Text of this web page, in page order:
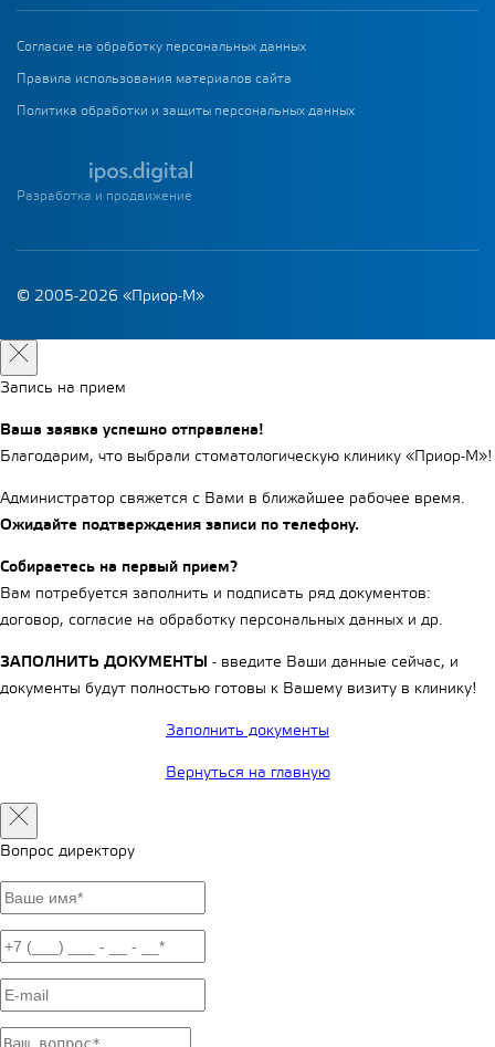
Согласие на обработку персональных данных
Правила использования материалов сайта
Политика обработки и защиты персональных данных
Разработка и продвижение
© 2005-2026 «Приор-М»
Запись на прием
Ваша заявка успешно отправлена!
Благодарим, что выбрали стоматологическую клинику «Приор-М»!
Администратор свяжется с Вами в ближайшее рабочее время.
Ожидайте подтверждения записи по телефону.
Собираетесь на первый прием?
Вам потребуется заполнить и подписать ряд документов:
договор, согласие на обработку персональных данных и др.
ЗАПОЛНИТЬ ДОКУМЕНТЫ - введите Ваши данные сейчас, и
документы будут полностью готовы к Вашему визиту в клинику!
Заполнить документы
Вернуться на главную
Вопрос директору